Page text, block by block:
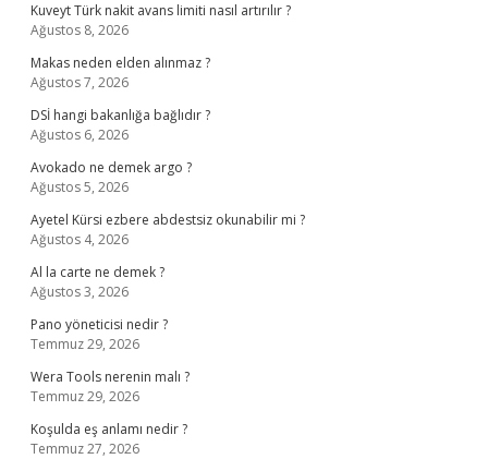
Kuveyt Türk nakit avans limiti nasıl artırılır ?
Ağustos 8, 2026
Makas neden elden alınmaz ?
Ağustos 7, 2026
DSİ hangi bakanlığa bağlıdır ?
Ağustos 6, 2026
Avokado ne demek argo ?
Ağustos 5, 2026
Ayetel Kürsi ezbere abdestsiz okunabilir mi ?
Ağustos 4, 2026
Al la carte ne demek ?
Ağustos 3, 2026
Pano yöneticisi nedir ?
Temmuz 29, 2026
Wera Tools nerenin malı ?
Temmuz 29, 2026
Koşulda eş anlamı nedir ?
Temmuz 27, 2026